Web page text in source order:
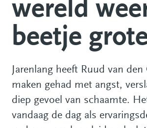
wereld
beetje
Jarenlang heeft Ruud van
maken gehad met angst,
diep gevoel van schaamte.
vandaag de dag als